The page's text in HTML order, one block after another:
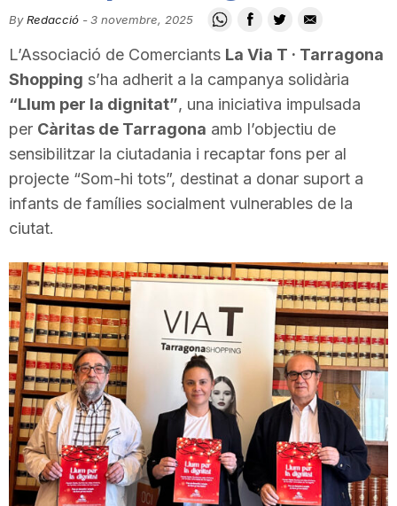
i
u
t
a
d
e
T
a
By Redacció -3 novembre, 2025
L’Associació de Comerciants La Via T · Tarragona
Shopping s’ha adherit a la campanya solidària
“Llum per la dignitat”, una iniciativa impulsada
per Càritas de Tarragona amb l’objectiu de
sensibilitzar la ciutadania i recaptar fons per al
projecte “Som-hi tots”, destinat a donar suport a
infants de famílies socialment vulnerables de la
ciutat.